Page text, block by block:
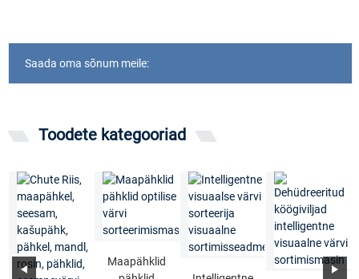
Saada oma sõnum meile:
Toodete kategooriad
Maapähklid